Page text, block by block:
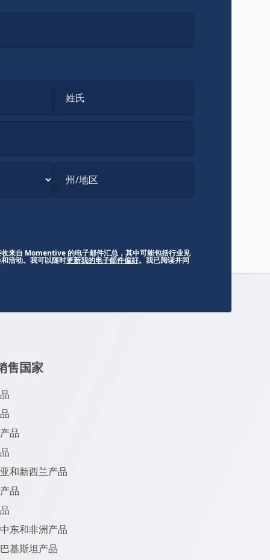
姓氏
州/地区
来自 Momentive 的电子邮件汇总，其中可能包括行业见
活动。我可以随时更新我的电子邮件偏好。我已阅读并同
售国家
品
和新西兰产品
品
东和非洲产品
基斯坦产品